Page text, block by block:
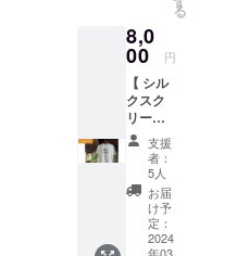
リーン
特有の
スレや
カスレ
がある
可能性
がござ
いま
す。
[ サイズ
32.5cm
xヨコ
ンク引
換券で
す。ア
ルコー
ル、ノ
ンアル
コール
共に使
用可能
です。
※1枚に
つき700
円以下
る
8,0
00 円
【 シル
クスク
リーン
プリン
トTシャ
ツ 】 ●
オリジ
ナルT
シャツ
●お礼の
支援
者：
5人
お届
け予
定：
2024